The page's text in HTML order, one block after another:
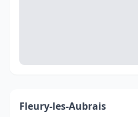
Fleury-les-Aubrais